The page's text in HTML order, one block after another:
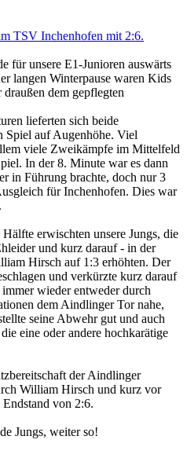
TSV Inchenhofen mit 2:6.
für unsere E1-Junioren auswärts
langen Winterpause waren Kids
dem gepflegten
lieferten sich beide
Spiel auf Augenhöhe. Viel
viele Zweikämpfe im Mittelfeld
In der 8. Minute war es dann
in Führung brachte, doch nur 3
für Inchenhofen. Dies war
erwischten unsere Jungs, die
und kurz darauf - in der
Hirsch auf 1:3 erhöhten. Der
und verkürzte kurz darauf
wieder entweder durch
dem Aindlinger Tor nahe,
seine Abwehr gut und auch
eine oder andere hochkarätige
der Aindlinger
William Hirsch und kurz vor
von 2:6.
Jungs, weiter so!